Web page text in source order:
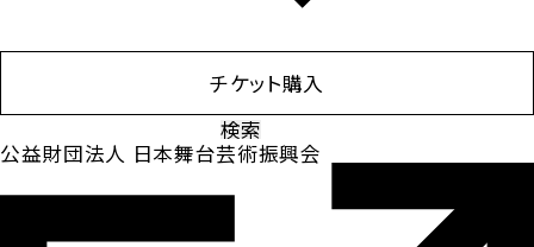
チケット購入
検
索:
公益財団法人 日本舞台芸術振興会